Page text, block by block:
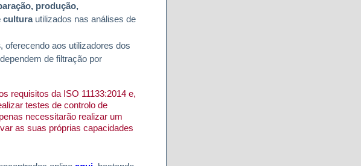
produção,
cultura utilizados nas análises de
, oferecendo aos utilizadores dos
de filtração por
requisitos da ISO 11133:2014 e,
testes de controlo de
necessitarão realizar um
as suas próprias capacidades